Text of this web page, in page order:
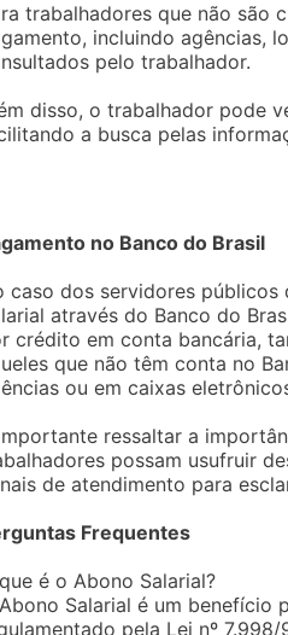
trabalhadores que não são
incluindo agências,
pelo trabalhador.
disso, o trabalhador pode
a busca pelas
no Banco do Brasil
caso dos servidores públicos
através do Banco do
crédito em conta bancária,
que não têm conta no
ou em caixas
ressaltar a
possam usufruir
de atendimento para
Frequentes
é o Abono Salarial?
Salarial é um benefício
pela Lei nº 7.998/